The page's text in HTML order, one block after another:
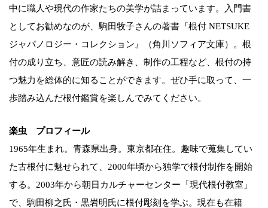
中に職人や現代の作家たちの美学が詰まっています。入門書
としてお勧めなのが、駒田牧子さんの著書『根付 NETSUKE
ジャパノロジー・コレクション 』（角川ソフィア文庫）。根
付の成り立ち、意匠の読み解き、制作の工程など、根付の持
つ魅力を総体的に知ることができます。ぜひ手に取って、一
歩踏み込んだ根付鑑賞を楽しんでみてください。
楽虫 プロフィール
1965年生まれ。青森県出身。東京都在住。趣味で蒐集してい
た古根付に魅せられて、2000年頃から独学で根付制作を開始
する。2003年から朝日カルチャーセンター「現代根付教室」
で、駒田柳之氏・黒岩明氏に根付彫刻を学ぶ。現在も在籍